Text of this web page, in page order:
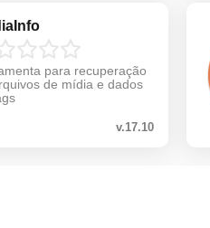
para recuperação
de mídia e dados
v.17.10